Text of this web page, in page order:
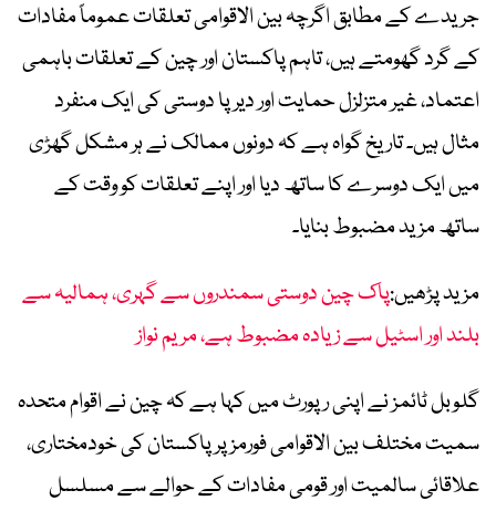
جریدے کے مطابق اگرچہ بین الاقوامی تعلقات عموماً مفادات
کے گرد گھومتے ہیں، تاہم پاکستان اور چین کے تعلقات باہمی
اعتماد، غیر متزلزل حمایت اور دیرپا دوستی کی ایک منفرد
مثال ہیں۔ تاریخ گواہ ہے کہ دونوں ممالک نے ہر مشکل گھڑی
میں ایک دوسرے کا ساتھ دیا اور اپنے تعلقات کو وقت کے
ساتھ مزید مضبوط بنایا۔
مزید پڑھیں:پاک چین دوستی سمندروں سے گہری، ہمالیہ سے
بلند اور اسٹیل سے زیادہ مضبوط ہے، مریم نواز
گلوبل ٹائمز نے اپنی رپورٹ میں کہا ہے کہ چین نے اقوام متحدہ
سمیت مختلف بین الاقوامی فورمز پر پاکستان کی خودمختاری،
علاقائی سالمیت اور قومی مفادات کے حوالے سے مسلسل